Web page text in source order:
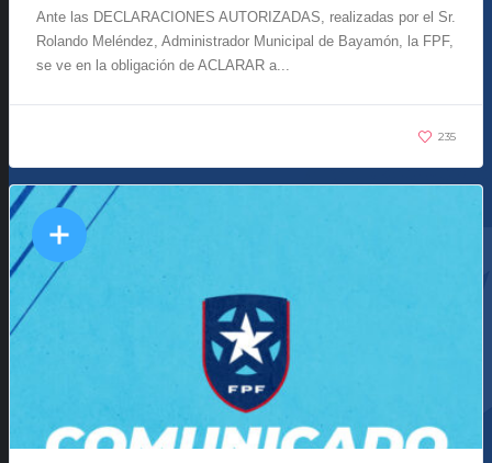
Ante las DECLARACIONES AUTORIZADAS, realizadas por el Sr.
Rolando Meléndez, Administrador Municipal de Bayamón, la FPF,
se ve en la obligación de ACLARAR a...
235